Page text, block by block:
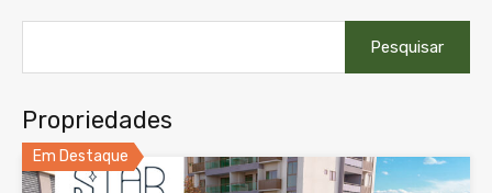
por:
Propriedades
Em Destaque